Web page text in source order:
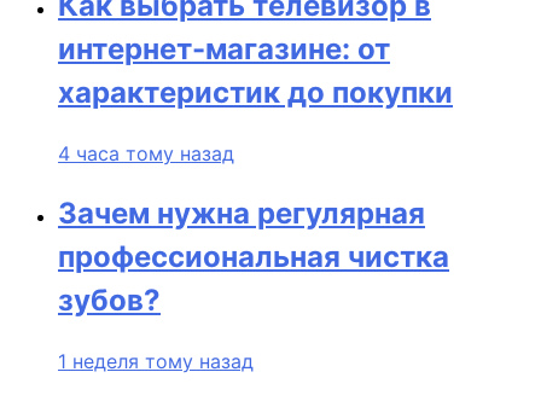
интернет-магазине: от
характеристик до покупки
4 часа тому назад
Зачем нужна регулярная
профессиональная чистка
зубов?
1 неделя тому назад